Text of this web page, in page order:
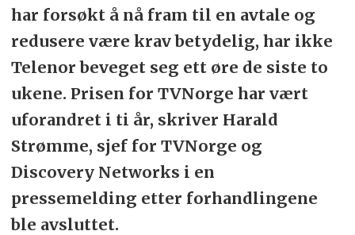
har forsøkt å nå fram til en avtale og
redusere være krav betydelig, har ikke
Telenor beveget seg ett øre de siste to
ukene. Prisen for TVNorge har vært
uforandret i ti år, skriver Harald
Strømme, sjef for TVNorge og
Discovery Networks i en
pressemelding etter forhandlingene
ble avsluttet.